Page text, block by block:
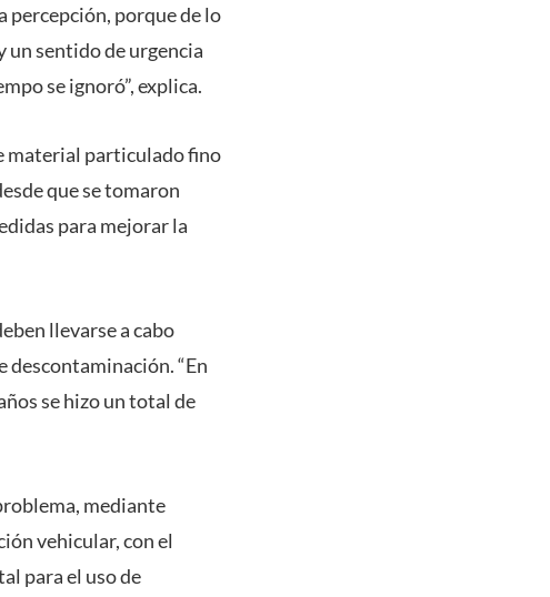
percepción, porque de lo
un sentido de urgencia
se ignoró”, explica.
material particulado fino
que se tomaron
para mejorar la
llevarse a cabo
descontaminación. “En
se hizo un total de
mediante
vehicular, con el
para el uso de